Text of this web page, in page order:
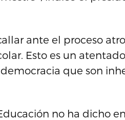
ante el proceso
Esto es un
que son
no ha dicho